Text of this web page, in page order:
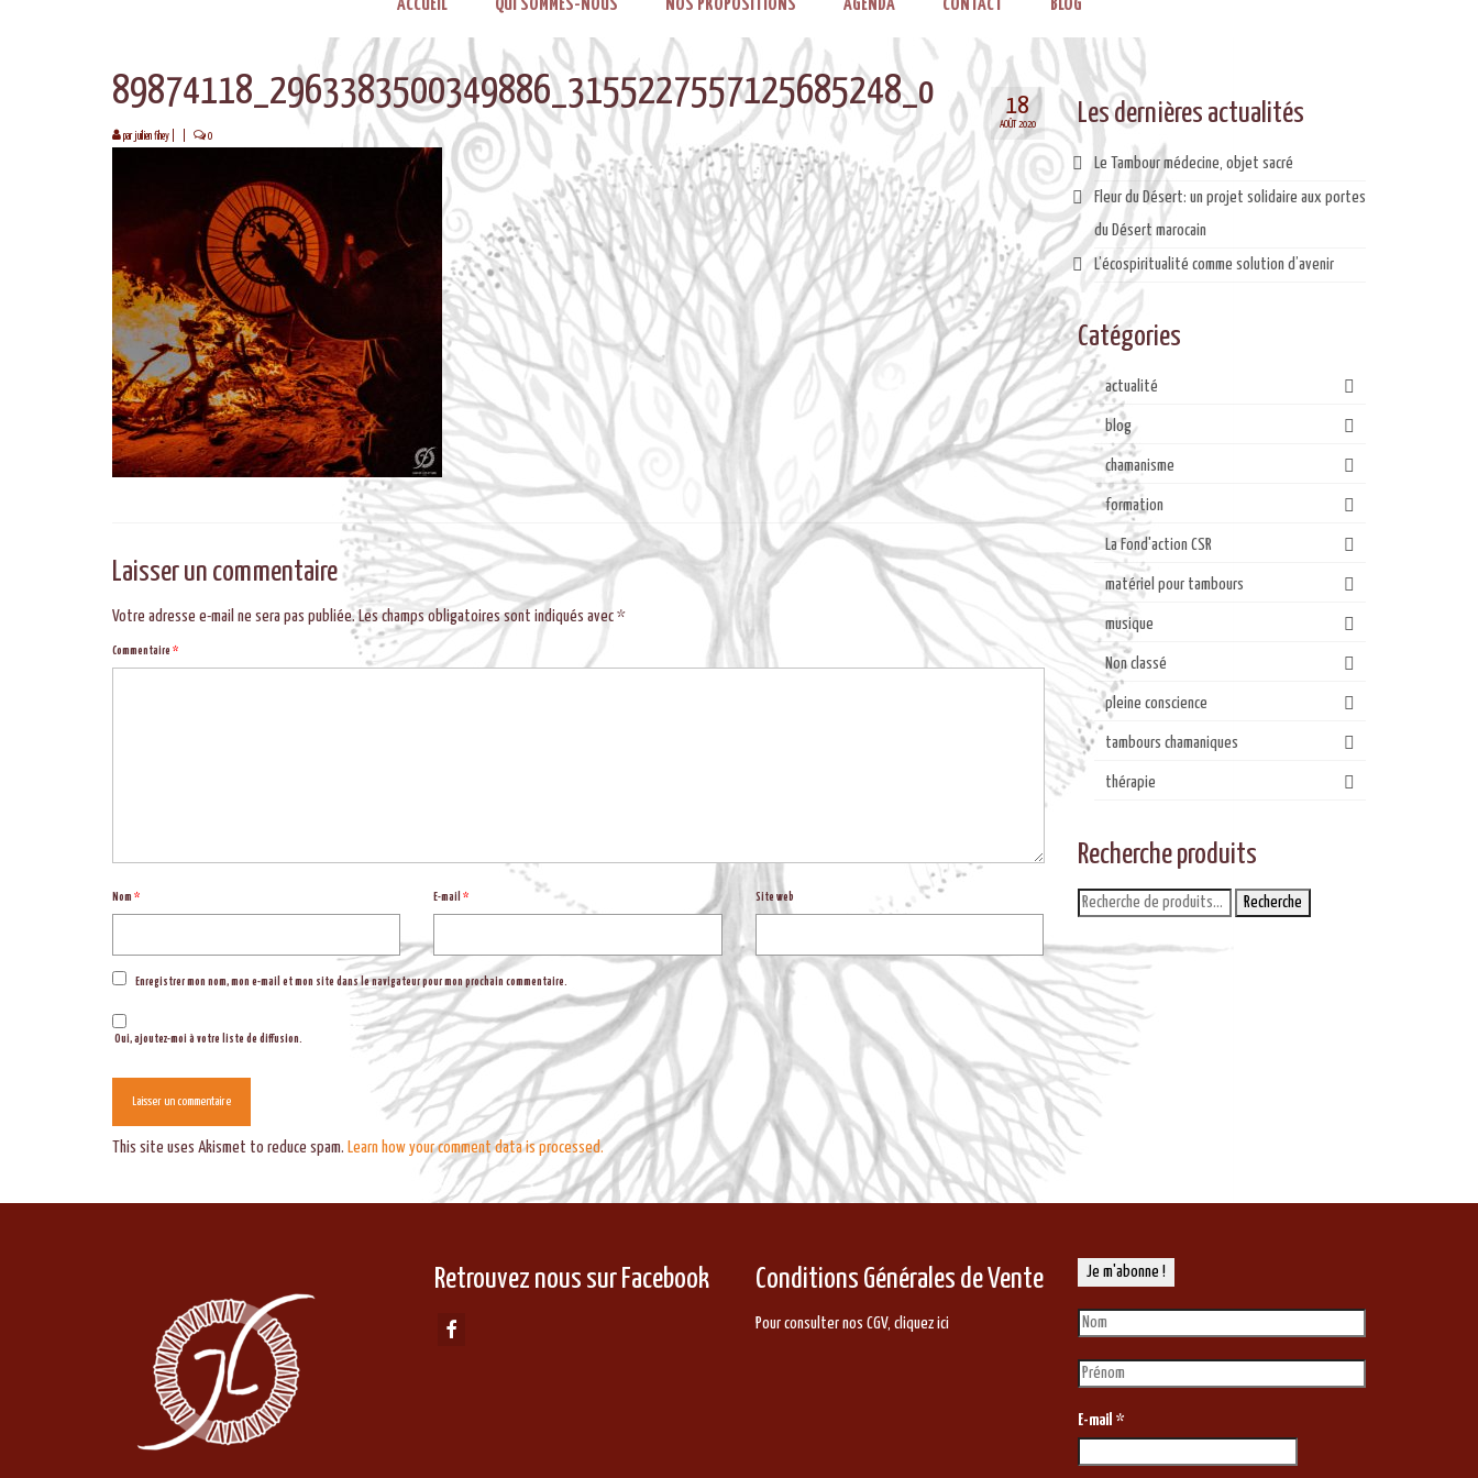
ACCUEIL QUI SOMMES-NOUS NOS PROPOSITIONS AGENDA CONTACT BLOG
18
AOÛT 2020
89874118_2963383500349886_3155227557125685248_o
par juilien fihey 0
Laisser un commentaire
Votre adresse e-mail ne sera pas publiée. Les champs obligatoires sont indiqués avec *
Commentaire *
Nom * E-mail* Site web
Enregistrer mon nom, mon e-mail et mon site dans le navigateur pour mon prochain commentaire.
Oui, ajoutez-moi à votre liste de diffusion.
This site uses Akismet to reduce spam. Learn how your comment data is processed.
Les dernières actualités
Le Tambour médecine, objet sacré
Fleur du Désert: un projet solidaire aux portes
du Désert marocain
L’écospiritualité comme solution d’avenir
Catégories
actualité
blog
chamanisme
formation
La Fond'action CSR
matériel pour tambours
musique
Non classé
pleine conscience
tambours chamaniques
thérapie
Recherche produits
Recherche
pour :
Recherche
Retrouvez nous sur Facebook Conditions Générales de Vente
Pour consulter nos CGV, cliquez ici
E-mail *